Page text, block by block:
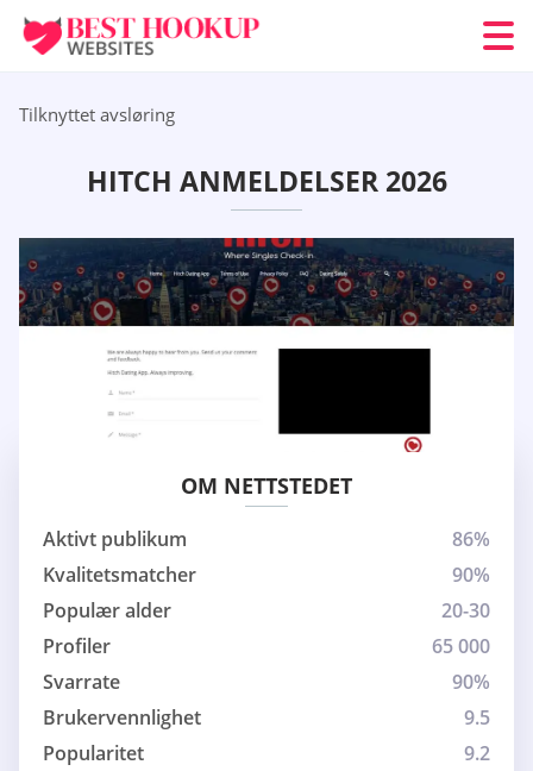
Tilknyttet avsløring
HITCH ANMELDELSER 2026
OM NETTSTEDET
Aktivt publikum
86%
Kvalitetsmatcher
90%
Populær alder
20-30
Profiler
65 000
Svarrate
90%
Brukervennlighet
9.5
Popularitet
9.2